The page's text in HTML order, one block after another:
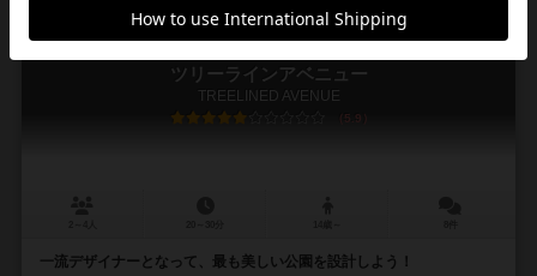
ツリーラインアベニュー
TREELINED AVENUE
5.9
一流デザイナーとなって、最も美しい公園を設計しよう！